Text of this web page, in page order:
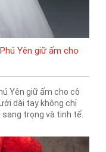
Yên giữ ấm cho
Yên giữ ấm cho cô
dài tay không chỉ
trọng và tinh tế.